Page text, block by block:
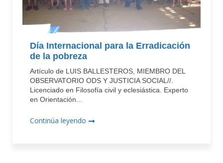
Día Internacional para la Erradicación
de la pobreza
Artículo de LUIS BALLESTEROS, MIEMBRO DEL
OBSERVATORIO ODS Y JUSTICIA SOCIAL//.
Licenciado en Filosofía civil y eclesiástica. Experto
en Orientación...
Continúa leyendo